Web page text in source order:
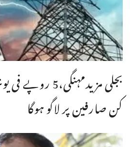
بجلی
کن صارفین پر لاگو ہوگا